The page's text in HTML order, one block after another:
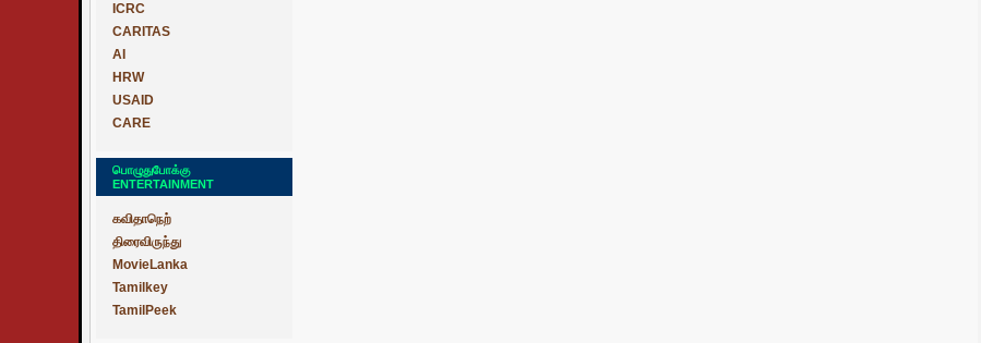
ICRC
CARITAS
AI
HRW
USAID
CARE
பொழுதுபோக்கு
ENTERTAINMENT
கவிதாநெற்
திரைவிருந்து
MovieLanka
Tamilkey
TamilPeek